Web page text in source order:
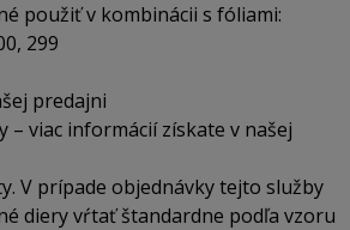
použiť v kombinácii s fóliami:
299
predajni
– viac informácií získate v našej
V prípade objednávky tejto služby
diery vŕtať štandardne podľa vzoru